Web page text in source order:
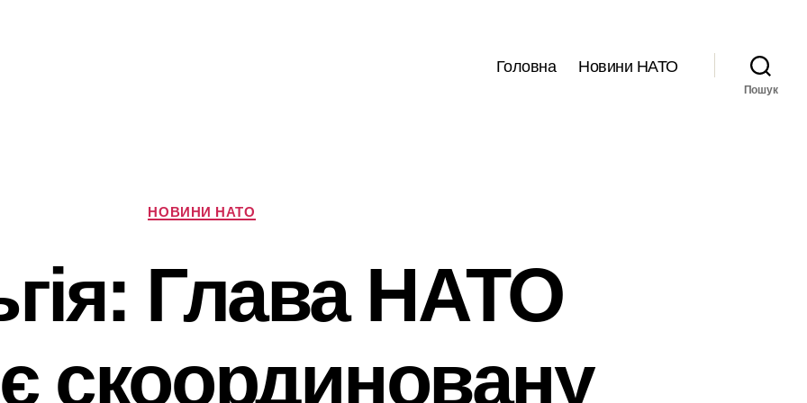
Головна Новини НАТО
Пошук
Категорії
НОВИНИ НАТО
Глава НАТО
скоординовану